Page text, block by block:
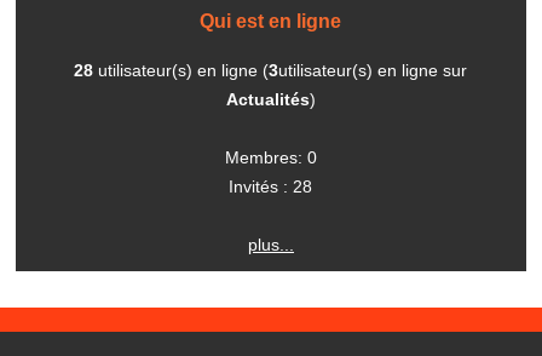
Qui est en ligne
28 utilisateur(s) en ligne (3utilisateur(s) en ligne sur
Actualités)
Membres: 0
Invités : 28
plus...